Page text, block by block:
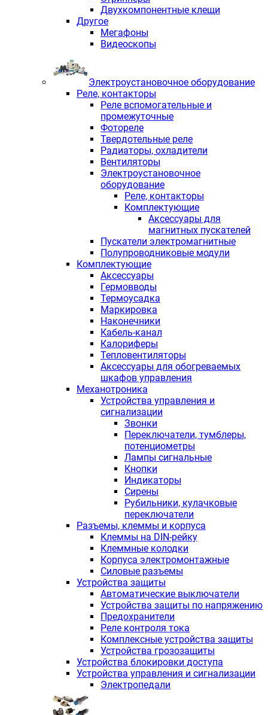
Двухкомпонентные клещи
Другое
Мегафоны
Видеоскопы
Электроустановочное оборудование
Реле, контакторы
Реле вспомогательные и
промежуточные
Фотореле
Твердотельные реле
Радиаторы, охладители
Вентиляторы
Электроустановочное
оборудование
Реле, контакторы
Комплектующие
Аксессуары для
магнитных пускателей
Пускатели электромагнитные
Полупроводниковые модули
Комплектующие
Аксессуары
Гермовводы
Термоусадка
Маркировка
Наконечники
Кабель-канал
Калориферы
Тепловентиляторы
Аксессуары для обогреваемых
шкафов управления
Механотроника
Устройства управления и
сигнализации
Звонки
Переключатели, тумблеры,
потенциометры
Лампы сигнальные
Кнопки
Индикаторы
Сирены
Рубильники, кулачковые
переключатели
Разъемы, клеммы и корпуса
Клеммы на DIN-рейку
Клеммные колодки
Корпуса электромонтажные
Силовые разъемы
Устройства защиты
Автоматические выключатели
Устройства защиты по напряжению
Предохранители
Реле контроля тока
Комплексные устройства защиты
Устройства грозозащиты
Устройства блокировки доступа
Устройства управления и сигнализации
Электропедали